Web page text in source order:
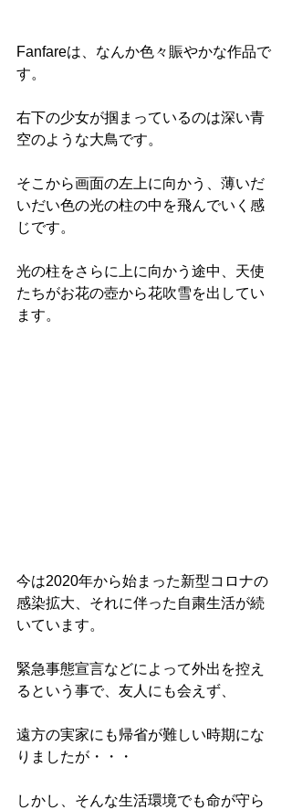
Fanfareは、なんか色々賑やかな作品で
す。
右下の少女が掴まっているのは深い青
空のような大鳥です。
そこから画面の左上に向かう、薄いだ
いだい色の光の柱の中を飛んでいく感
じです。
光の柱をさらに上に向かう途中、天使
たちがお花の壺から花吹雪を出してい
ます。
今は2020年から始まった新型コロナの
感染拡大、それに伴った自粛生活が続
いています。
緊急事態宣言などによって外出を控え
るという事で、友人にも会えず、
遠方の実家にも帰省が難しい時期にな
りましたが・・・
しかし、そんな生活環境でも命が守ら